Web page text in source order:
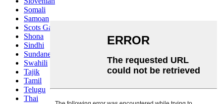
Somali
Samoan
Scots Gaelic
Shona
Sindhi
Sundanese
Swahili
Tajik
Tamil
Telugu
Thai